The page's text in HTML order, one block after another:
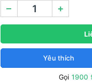
– +
Yêu thích
Gọi 1900